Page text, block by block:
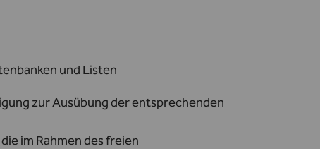
und Listen
zur Ausübung der entsprechenden
im Rahmen des freien